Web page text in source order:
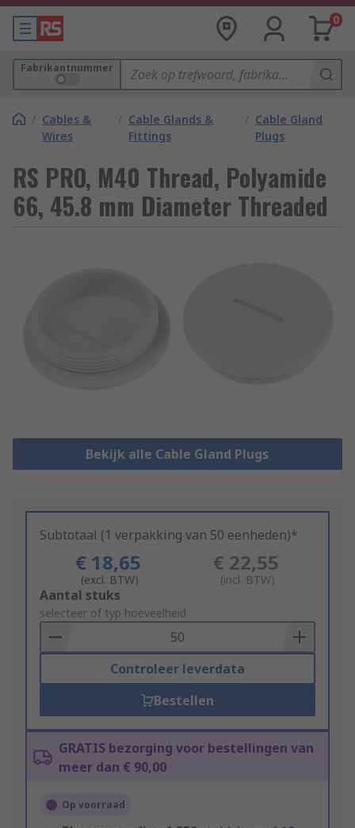
0
Fabrikantnummer
/ Cables &
Wires
/ Cable Glands &
Fittings
/ Cable Gland
Plugs
RS PRO, M40 Thread, Polyamide
66, 45.8 mm Diameter Threaded
Bekijk alle Cable Gland Plugs
Subtotaal (1 verpakking van 50 eenheden)*
€ 18,65
(excl. BTW)
€ 22,55
(incl. BTW)
Add
to
Basket
Aantal stuks
selecteer of typ hoeveelheid
Controleer leverdata
Bestellen
GRATIS bezorging voor bestellingen van
meer dan € 90,00
Op voorraad